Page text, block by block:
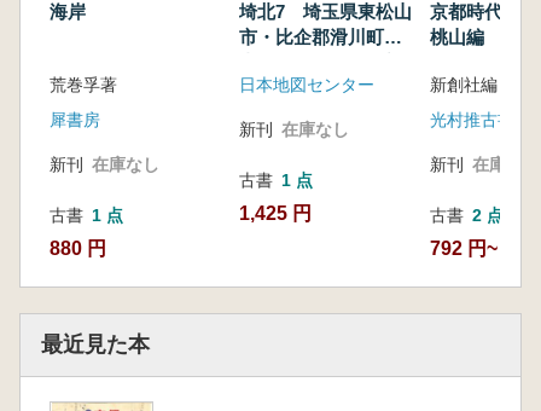
海岸
荒巻孚著
犀書房
新刊 在庫なし
古書 1 点
880 円
埼北7 埼玉県東松山
市・比企郡滑川町・
地区
日本地図センター
新刊 在庫なし
古書 1 点
1,425 円
京都時代
桃山編
新創社編
光村推古書院
新刊 在庫なし
古書 2 点
792 円~
最近見た本